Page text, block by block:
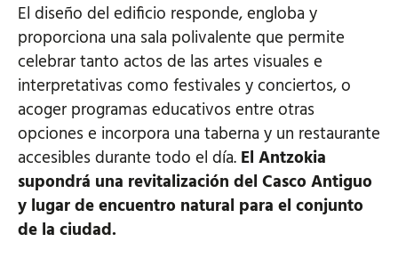
El diseño del edificio responde, engloba y
proporciona una sala polivalente que permite
celebrar tanto actos de las artes visuales e
interpretativas como festivales y conciertos, o
acoger programas educativos entre otras
opciones e incorpora una taberna y un restaurante
accesibles durante todo el día. El Antzokia
supondrá una revitalización del Casco Antiguo
y lugar de encuentro natural para el conjunto
de la ciudad.